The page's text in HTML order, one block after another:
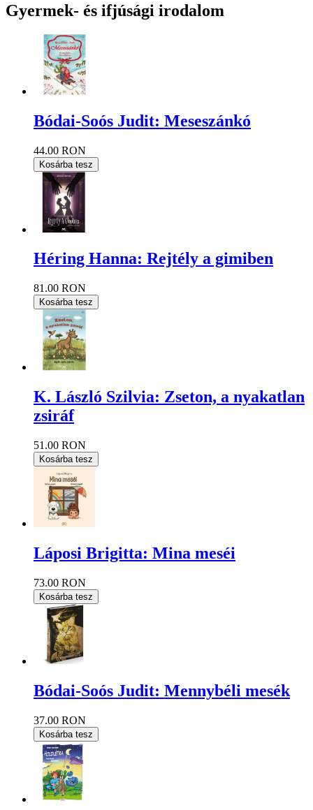
Gyermek- és ifjúsági irodalom
Bódai-Soós Judit: Meseszánkó
44.00 RON
Kosárba tesz
Héring Hanna: Rejtély a gimiben
81.00 RON
Kosárba tesz
K. László Szilvia: Zseton, a nyakatlan
zsiráf
51.00 RON
Kosárba tesz
Láposi Brigitta: Mina meséi
73.00 RON
Kosárba tesz
Bódai-Soós Judit: Mennybéli mesék
37.00 RON
Kosárba tesz